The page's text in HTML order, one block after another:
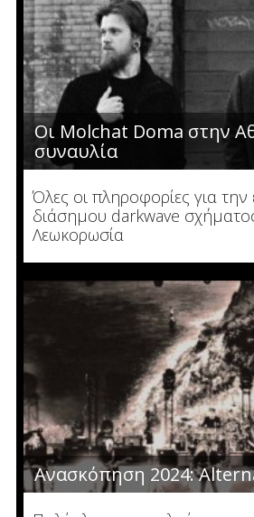
Οι Molchat Doma στην
συναυλία
Όλες οι πληροφορίες για
διάσημου darkwave
Λεωκορωσία
Ανασκόπηση 2024: